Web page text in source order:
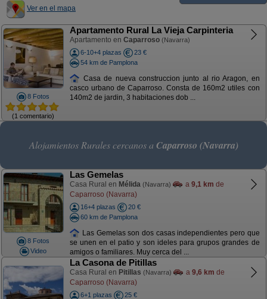
Ver en el mapa
8 Fotos
(1 comentario)
Apartamento Rural La Vieja Carpinteria
Apartamento en Caparroso (Navarra)
6-10+4 plazas
23 €
54 km de Pamplona
Casa de nueva construccion junto al rio Aragon, en
casco urbano de Caparroso. Consta de 160m2 utiles con
140m2 de jardin, 3 habitaciones dob ...
Alojamientos Rurales cercanos a Caparroso (Navarra)
8 Fotos
Video
Las Gemelas
Casa Rural en Mélida (Navarra) a 9,1 km de
Caparroso (Navarra)
16+4 plazas
20 €
60 km de Pamplona
Las Gemelas son dos casas independientes pero que
se unen en el patio y son ideles para grupos grandes de
amigos o familiares. Muy cerca del ...
La Casona de Pitillas
Casa Rural en Pitillas (Navarra) a 9,6 km de
Caparroso (Navarra)
6+1 plazas
25 €